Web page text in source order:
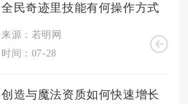
全民奇迹里技能有何操作方式
来源：若明网
时间：07-28
创造与魔法资质如何快速增长